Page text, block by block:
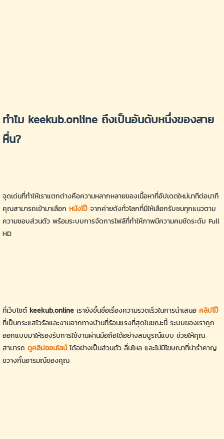
ทำไม keekub.online ถึงเป็นอันดับหนึ่งของสาย
หื่น?
จุดเด่นที่ทำให้เราแตกต่างคือความหลากหลายของเนื้อหาที่อัปเดตใหม่นาทีต่อนาที
คุณสามารถเข้ามาเลือก หนังโป๊จากค่ายดังทั่วโลกที่มีให้เลือกรับชมทุกแนวตาม
ความชอบส่วนตัว พร้อมระบบการจัดการไฟล์ที่ทำให้ภาพมีความคมชัดระดับ Full
HD
ที่เว็บไซต์ keekub.onlineเรายังขึ้นชื่อเรื่องความรวดเร็วในการนำเสนอ คลิปโป๊
ที่เป็นกระแสไวรัลและงานจากทางบ้านที่ร้อนแรงที่สุดในขณะนี้ ระบบของเราถูก
ออกแบบมาให้รองรับการใช้งานผ่านมือถือได้อย่างสมบูรณ์แบบ ช่วยให้คุณ
สามารถ ดูคลิปออนไลน์ได้อย่างเป็นส่วนตัว ลื่นไหล และไม่มีโฆษณาที่น่ารำคาญ
ขวางกั้นอารมณ์ของคุณ